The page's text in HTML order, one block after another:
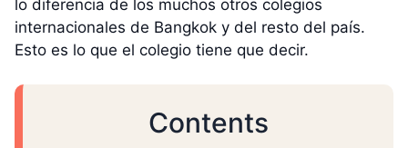
lo diferencia de los muchos otros colegios
internacionales de Bangkok y del resto del país.
Esto es lo que el colegio tiene que decir.
Contents